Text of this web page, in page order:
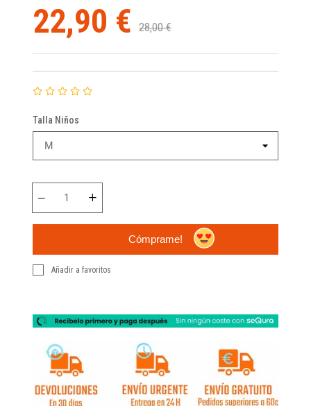
22,90 € 28,00 €
Talla Niños
Cómprame!
Añadir a favoritos